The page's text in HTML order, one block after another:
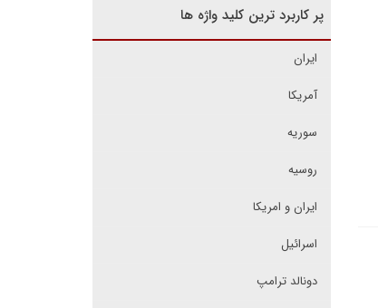
پر کاربرد ترین کلید واژه ها
ایران
آمریکا
سوریه
روسیه
ایران و امریکا
اسرائیل
دونالد ترامپ